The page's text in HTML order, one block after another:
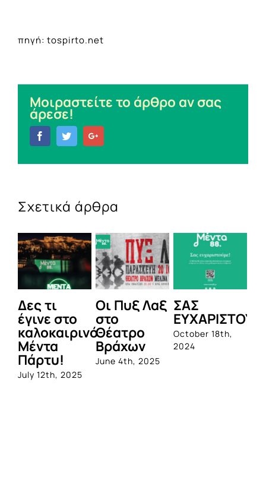
πηγή: tospirto.net
Μοιραστείτε το άρθρο αν σας
άρεσε!
FacebookTwitter
Σχετικά άρθρα
Δες τι
έγινε στο
καλοκαιρινό
Μέντα
Πάρτυ!
July 12th, 2025
Οι Πυξ Λαξ
στο
Θέατρο
Βράχων
June 4th, 2025
ΣΑΣ
October 18th,
2024